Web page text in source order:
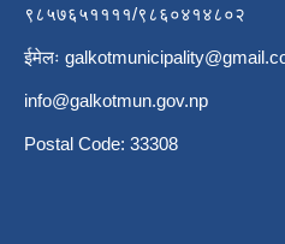
९८५७६५११११/९८६०४१४८०२
ईमेलः
info@galkotmun.gov.np
Postal Code: 33308